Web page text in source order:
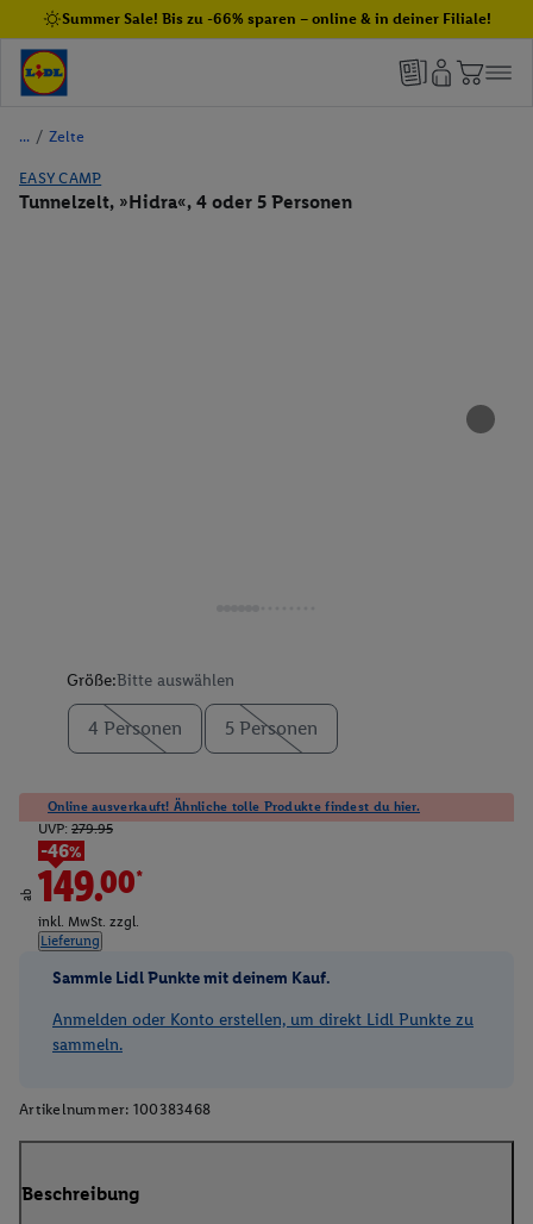
Summer Sale! Bis zu -66% sparen – online & in deiner Filiale!
/ Zelte
EASY CAMP
Tunnelzelt, »Hidra«, 4 oder 5 Personen
Größe:Bitte auswählen
4 Personen 5 Personen
Online ausverkauft! Ähnliche tolle Produkte findest du hier.
ab
UVP: 279.95
-46%
149.00*
inkl. MwSt. zzgl.
Lieferung
Sammle Lidl Punkte mit deinem Kauf.
Anmelden oder Konto erstellen, um direkt Lidl Punkte zu
sammeln.
Artikelnummer: 100383468
Beschreibung